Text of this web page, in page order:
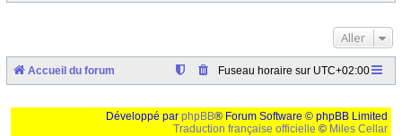
Aller
Accueil du forum Fuseau horaire sur UTC+02:00
Développé par phpBB® Forum Software © phpBB Limited
Traduction française officielle © Miles Cellar